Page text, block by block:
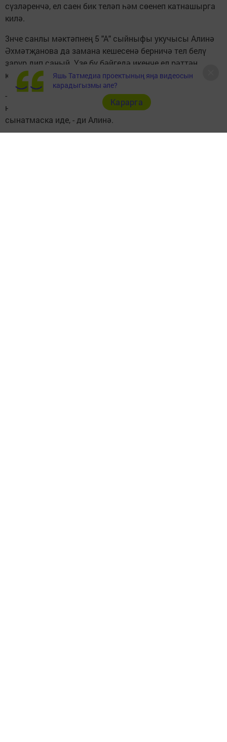
сүзләренчә, ел саен бик теләп һәм сөенеп катнашырга
килә.
3нче санлы мәктәпнең 5 "А" сыйныфы укучысы Алинә
Әхмәтҗанова да замана кешесенә берничә тел белү
зарур дип саный. Үзе бу бәйгедә икенче ел рәттән
катнаша.
- Узган ел безнең команда әлеге конкурста сәхнә әсәре
номинациясендә 1нче урынны алды, быел да
сынатмаска иде, - ди Алинә.
Яшь Татмедиа проектының яңа видеосын
карадыгызмы әле?
Карарга